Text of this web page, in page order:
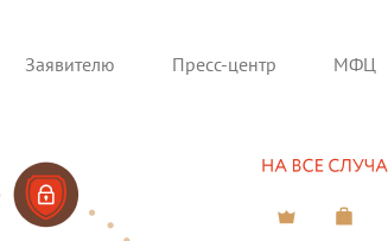
Заявителю Пресс-центр МФЦ